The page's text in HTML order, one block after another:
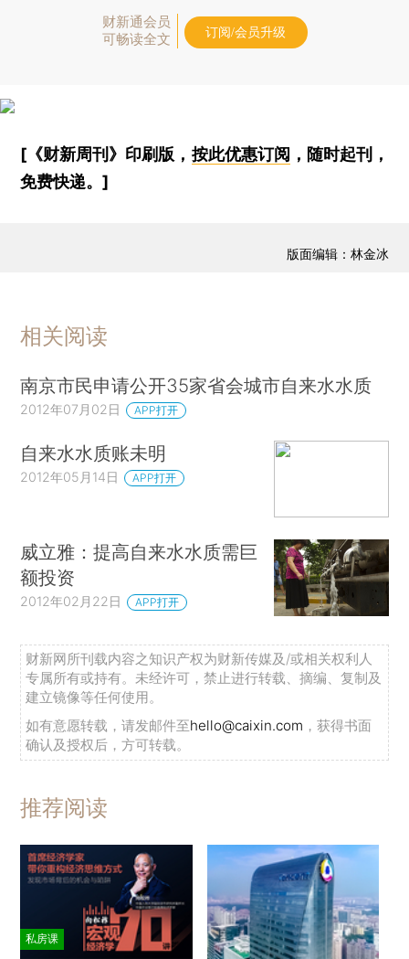
财新通会员
可畅读全文
订阅/会员升级
[《财新周刊》印刷版， 按此优惠订阅 ，随时起刊，
免费快递。]
版面编辑：林金冰
相关阅读
南京市民申请公开35家省会城市自来水水质
2012年07月02日 APP打开
自来水水质账未明
2012年05月14日 APP打开
威立雅：提高自来水水质需巨
额投资
2012年02月22日 APP打开
财新网所刊载内容之知识产权为财新传媒及/或相关权利人
专属所有或持有。未经许可，禁止进行转载、摘编、复制及
建立镜像等任何使用。
如有意愿转载，请发邮件至hello@caixin.com ，获得书面
确认及授权后，方可转载。
推荐阅读
私房课